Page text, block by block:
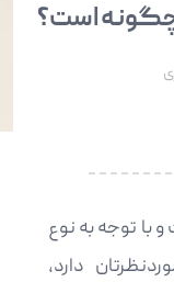
است؟
و با توجه به نوع
دارد،